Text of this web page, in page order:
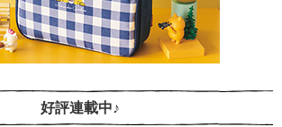
好評連載中♪